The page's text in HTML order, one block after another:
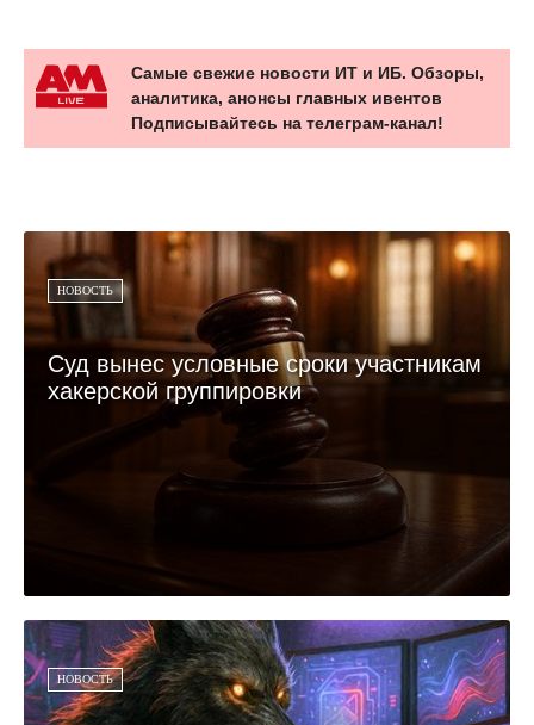
Самые свежие новости ИТ и ИБ. Обзоры,
аналитика, анонсы главных ивентов
Подписывайтесь на телеграм-канал!
НОВОСТЬ
Суд вынес условные сроки участникам
хакерской группировки
НОВОСТЬ